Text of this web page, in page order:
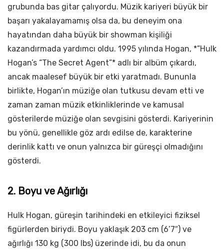
grubunda bas gitar çalıyordu. Müzik kariyeri büyük bir
başarı yakalayamamış olsa da, bu deneyim ona
hayatından daha büyük bir showman kişiliği
kazandırmada yardımcı oldu. 1995 yılında Hogan, *”Hulk
Hogan’s “The Secret Agent”* adlı bir albüm çıkardı,
ancak maalesef büyük bir etki yaratmadı. Bununla
birlikte, Hogan’ın müziğe olan tutkusu devam etti ve
zaman zaman müzik etkinliklerinde ve kamusal
gösterilerde müziğe olan sevgisini gösterdi. Kariyerinin
bu yönü, genellikle göz ardı edilse de, karakterine
derinlik kattı ve onun yalnızca bir güreşçi olmadığını
gösterdi.
2. Boyu ve Ağırlığı
Hulk Hogan, güreşin tarihindeki en etkileyici fiziksel
figürlerden biriydi. Boyu yaklaşık 203 cm (6’7″) ve
ağırlığı 130 kg (300 lbs) üzerinde idi, bu da onun